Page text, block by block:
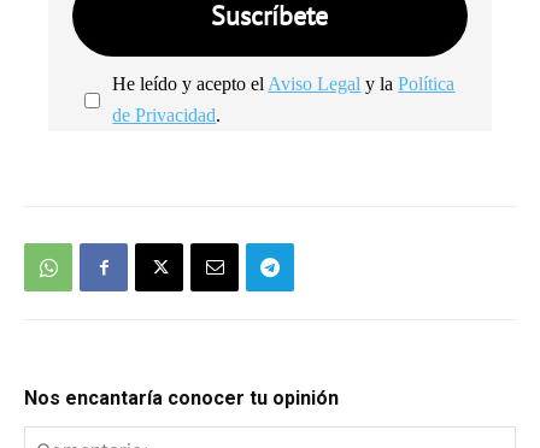
He leído y acepto el Aviso Legal y laPolítica
de Privacidad.
Nos encantaría conocer tu opinión